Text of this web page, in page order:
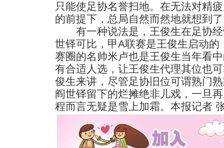
只能使足协名誉扫地。在无法对精
的前提下，总局自然而然地就想到
有一种说法是，王俊生在足协经
世铎可比，甲A联赛是王俊生启动
赛圈的名帅米卢也是王俊生当年看
有合适人选，让王俊生代理其位也
俊生来讲，尽管足协旧位可谓熟门
阎世铎留下的烂摊绝非儿戏，一旦
程而言无疑是雪上加霜。本报记者